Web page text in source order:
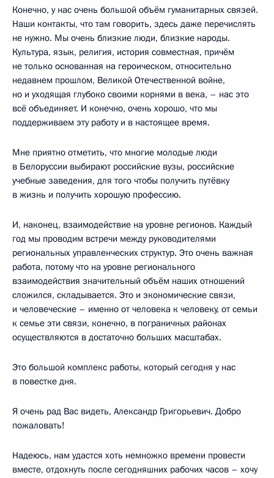
Конечно, у нас очень большой объём гуманитарных связей.
Наши контакты, что там говорить, здесь даже перечислять
не нужно. Мы очень близкие люди, близкие народы.
Культура, язык, религия, история совместная, причём
не только основанная на героическом, относительно
недавнем прошлом, Великой Отечественной войне,
но и уходящая глубоко своими корнями в века, – нас это
всё объединяет. И конечно, очень хорошо, что мы
поддерживаем эту работу и в настоящее время.
Мне приятно отметить, что многие молодые люди
в Белоруссии выбирают российские вузы, российские
учебные заведения, для того чтобы получить путёвку
в жизнь и получить хорошую профессию.
И, наконец, взаимодействие на уровне регионов. Каждый
год мы проводим встречи между руководителями
региональных управленческих структур. Это очень важная
работа, потому что на уровне регионального
взаимодействия значительный объём наших отношений
сложился, складывается. Это и экономические связи,
и человеческие – именно от человека к человеку, от семьи
к семье эти связи, конечно, в пограничных районах
осуществляются в достаточно больших масштабах.
Это большой комплекс работы, который сегодня у нас
в повестке дня.
Я очень рад Вас видеть, Александр Григорьевич. Добро
пожаловать!
Надеюсь, нам удастся хоть немножко времени провести
вместе, отдохнуть после сегодняшних рабочих часов – хочу